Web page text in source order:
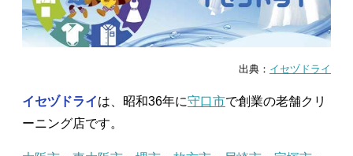
出典： イセヅドライ
イセヅドライは、昭和36年に守口市で創業の老舗クリ
ーニング店です。